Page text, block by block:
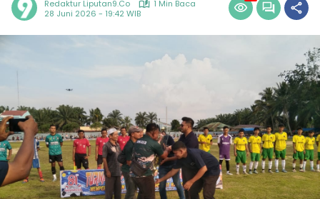
Redaktur Liputan9.co
1 Min Baca
28 Juni 2026 - 19:42 WIB